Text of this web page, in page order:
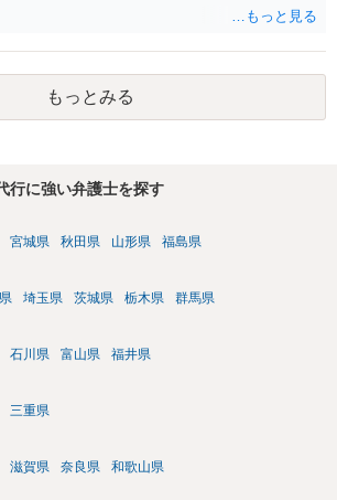
もっとみる
行に強い弁護士を探す
宮城県 秋田県 山形県 福島県
埼玉県 茨城県 栃木県 群馬県
石川県 富山県 福井県
三重県
滋賀県 奈良県 和歌山県